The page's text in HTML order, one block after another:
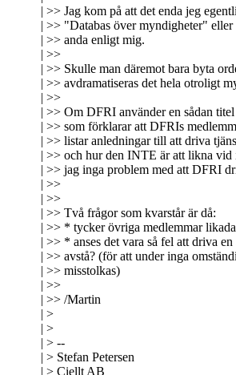
| >> Jag kom på att det enda jeg
| >> "Databas över myndigheter"
| >> anda enligt mig.
| >>
| >> Skulle man däremot bara byta
| >> avdramatiseras det hela otroligt
| >>
| >> Om DFRI använder en sådan
| >> som förklarar att DFRIs
| >> listar anledningar till att driva
| >> och hur den INTE är att likna vid
| >> jag inga problem med att DFRI
| >>
| >>
| >> Två frågor som kvarstår är då:
| >> * tycker övriga medlemmar
| >> * anses det vara så fel att driva
| >> avstå? (för att under inga
| >> misstolkas)
| >>
| >> /Martin
| >
| >
| > --
| > Stefan Petersen
| > Ciellt AB